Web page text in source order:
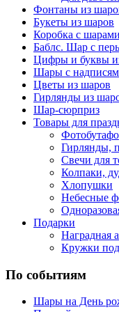
Фонтаны из
Букеты из шаров
Коробка с шарами
Баблс. Шар с
Цифры и буквы
Шары с
Цветы из шаров
Гирлянды из
Шар-сюрприз
Товары для
Гирлянды,
Свечи для
Колпаки,
Хлопушки
Небесные
Подарки
Наградная
Кружки
По событиям
Шары на День